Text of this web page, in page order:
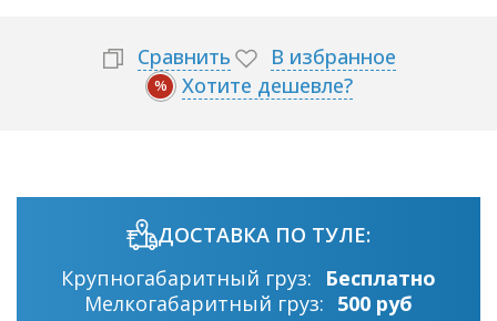
Сравнить В избранное
% Хотите дешевле?
ДОСТАВКА ПО ТУЛЕ:
Крупногабаритный груз:
Бесплатно
Мелкогабаритный груз: 500 руб